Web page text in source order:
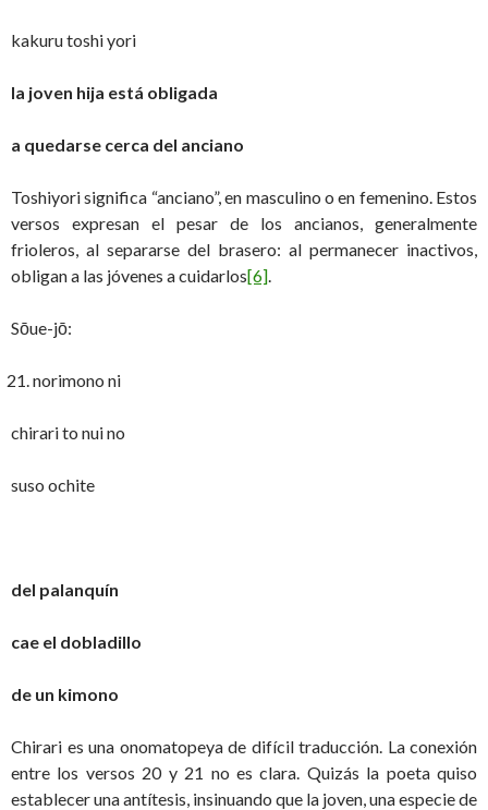
kakuru toshi yori
la joven hija está obligada
a quedarse cerca del anciano
Toshiyori significa “anciano”, en masculino o en femenino. Estos
versos expresan el pesar de los ancianos, generalmente
frioleros, al separarse del brasero: al permanecer inactivos,
obligan a las jóvenes a cuidarlos[6].
Sōue-jō:
norimono ni
chirari to nui no
suso ochite
del palanquín
cae el dobladillo
de un kimono
Chirari es una onomatopeya de difícil traducción. La conexión
entre los versos 20 y 21 no es clara. Quizás la poeta quiso
establecer una antítesis, insinuando que la joven, una especie de